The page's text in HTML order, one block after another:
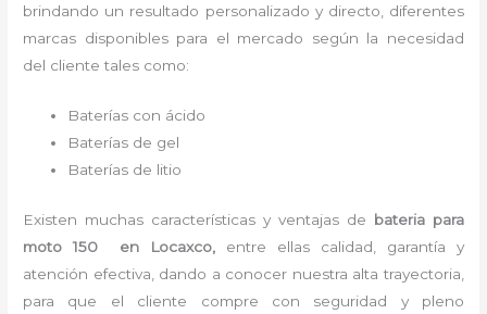
brindando un resultado personalizado y directo, diferentes
marcas disponibles para el mercado según la necesidad
del cliente tales como:
Baterías con ácido
Baterías de gel
Baterías de litio
Existen muchas características y ventajas de bateria para
moto 150
en Locaxco,
entre ellas calidad, garantía y
atención efectiva, dando a conocer nuestra alta trayectoria,
para que el cliente compre con seguridad y pleno